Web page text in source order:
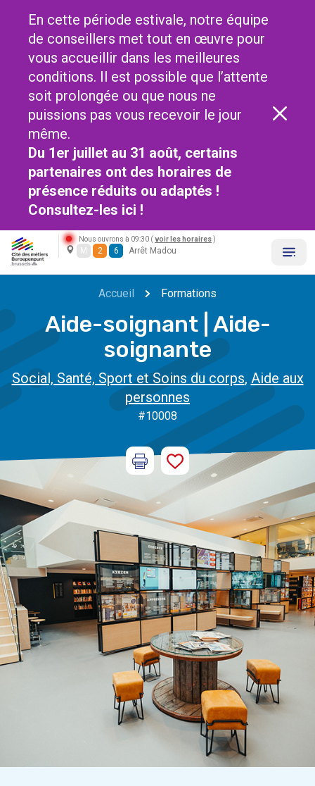
En cette période estivale, notre équipe
de conseillers met tout en œuvre pour
vous accueillir dans les meilleures
conditions. Il est possible que l’attente
soit prolongée ou que nous ne
puissions pas vous recevoir le jour
même.
Du 1er juillet au 31 août, certains
partenaires ont des horaires de
présence réduits ou adaptés !
Consultez-les ici !
Nous ouvrons à 09:30 ( voir les horaires )
M 2 6 Arrêt Madou
Accueil Formations
Aide-soignant | Aide-
soignante
Social, Santé, Sport et Soins du corps, Aide aux
personnes
#10008